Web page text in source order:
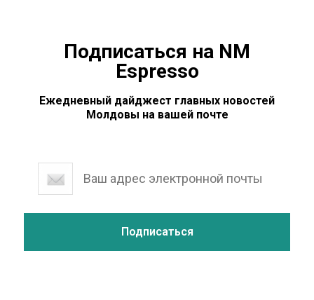
Подписаться на NM
Espresso
Ежедневный дайджест главных новостей
Молдовы на вашей почте